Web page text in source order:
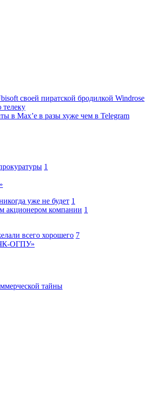
своей пиратской бродилкой Windrose
в Max’е в разы хуже чем в Telegram
1
уже не будет 1
акционером компании 1
всего хорошего 7
ОГПУ»
тайны